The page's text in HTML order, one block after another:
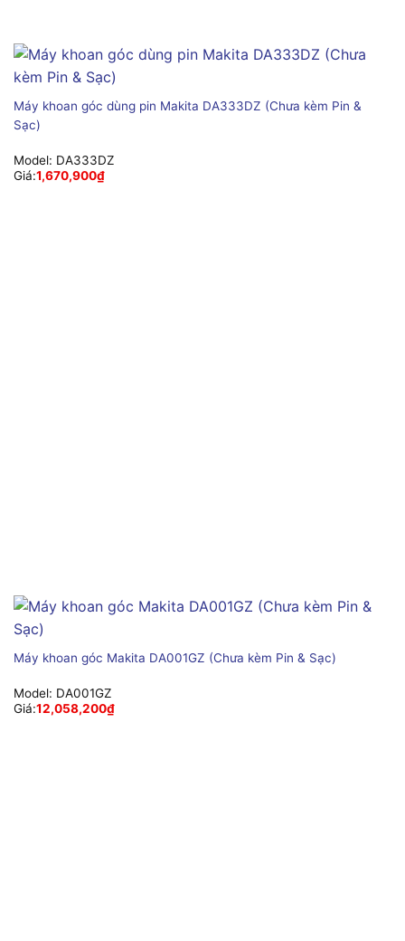
Máy khoan góc dùng pin Makita DA333DZ (Chưa kèm Pin &
Sạc)
Model: DA333DZ
Giá:1,670,900₫
Máy khoan góc Makita DA001GZ (Chưa kèm Pin & Sạc)
Model: DA001GZ
Giá:12,058,200₫